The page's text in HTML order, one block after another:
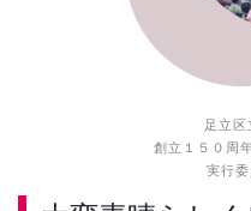
足立区
創立１５０周
実行